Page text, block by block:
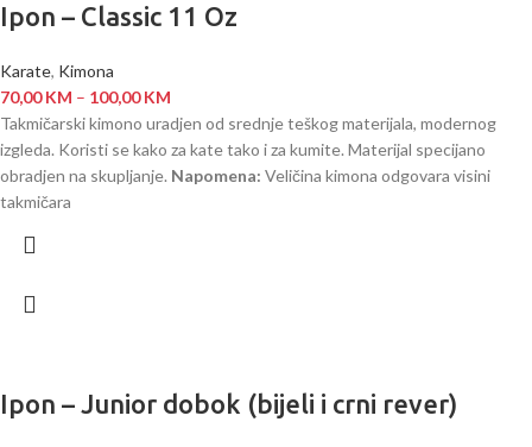
Ipon – Classic 11 Oz
Karate, Kimona
70,00KM – 100,00KM
Takmičarski kimono uradjen od srednje teškog materijala, modernog
izgleda. Koristi se kako za kate tako i za kumite. Materijal specijano
obradjen na skupljanje. Napomena: Veličina kimona odgovara visini
takmičara
Ipon – Junior dobok (bijeli i crni rever)